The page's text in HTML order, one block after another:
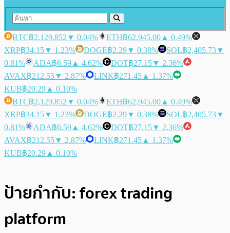
BTC฿2,129,852 ▼ 0.04% ETH฿62,945.00 ▲ 0.49%
XRP฿34.15▼ 1.23% DOGE฿2.29▼ 0.38% SOL฿2,405.73▼
0.81%
ADA฿6.59 ▲ 4.62% DOT฿27.15▼ 2.36%
AVAX฿212.55▼ 2.87% LINK฿271.45 ▲ 1.37%
KUB฿20.29 ▲ 0.10%
BTC฿2,129,852 ▼ 0.04% ETH฿62,945.00 ▲ 0.49%
XRP฿34.15▼ 1.23% DOGE฿2.29▼ 0.38% SOL฿2,405.73▼
0.81%
ADA฿6.59 ▲ 4.62% DOT฿27.15▼ 2.36%
AVAX฿212.55▼ 2.87% LINK฿271.45 ▲ 1.37%
KUB฿20.29 ▲ 0.10%
ป้ายกำกับ:forex trading
platform